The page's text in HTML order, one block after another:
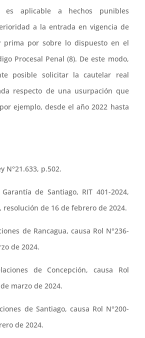
es aplicable a hechos punibles
a la entrada en vigencia de
prima por sobre lo dispuesto en el
Procesal Penal (8). De este modo,
posible solicitar la cautelar real
respecto de una usurpación que
ejemplo, desde el año 2022 hasta
N°21.633, p.502.
de Santiago, RIT 401-2024,
resolución de 16 de febrero de 2024.
de Rancagua, causa Rol N°236-
de 2024.
de Concepción, causa Rol
marzo de 2024.
de Santiago, causa Rol N°200-
de 2024.